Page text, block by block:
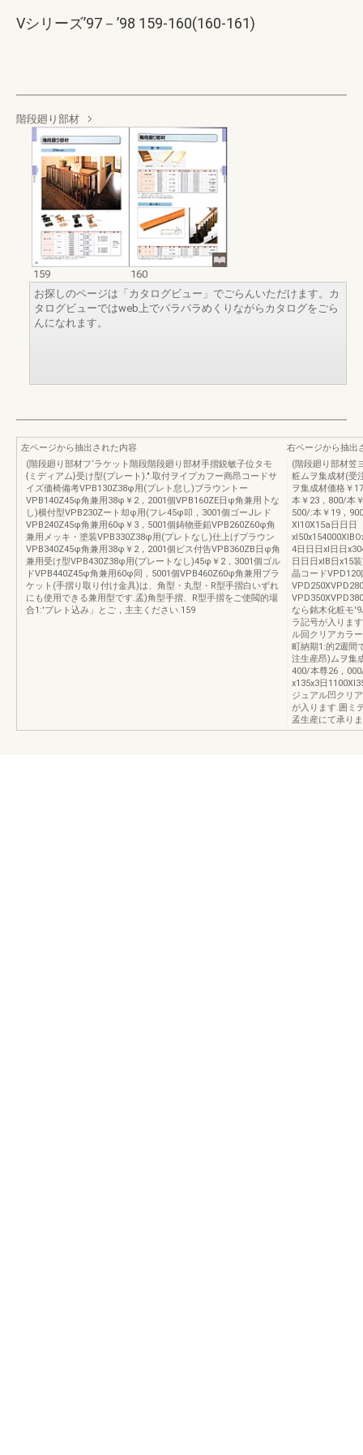
Vシリーズ’97－’98 159-160(160-161)
階段廻り部材
159
160
お探しのページは「カタログビュー」でごらんいただけます。カ
タログビューではweb上でパラパラめくりながらカタログをごら
んになれます。
左ページから抽出された内容
(階段廻り部材フ‘ラケット階段階段廻り部材手摺鋭敏子位タモ
{ミディアム}受け型(プレート).".取付ヲイプカフー商昂コードサ
イズ価椅備考VPB130Z38φ用(ブレト怠し)ブラウントー
VPB140Z45φ角兼用38φ￥2，2001個VPB160ZE日φ角兼用卜な
し)横付型VPB230Zート却φ用(フレ45φ叩，3001個ゴーJレド
VPB240Z45φ角兼用60φ￥3，5001個鋳物亜鉛VPB260Z60φ角
兼用メッキ・塗装VPB330Z38φ用(プレトなし)仕上げブラウン
VPB340Z45φ角兼用38φ￥2，2001個ビス付告VPB360ZB日φ角
兼用受け型VPB430Z38φ用(プレートなし)45φ￥2，3001個ゴル
ドVPB440Z45φ角兼用60φ同，5001個VPB460Z60φ角兼用ブラ
ケット(手摺り取り付け金具)は、角型・丸型・R型手摺白いずれ
にも使用できる兼用型です.孟)角型手摺、R型手摺をご使閥的場
合1:'プレト込み」とご，主主ください.159
右ページから抽出
(階段廻り部材笠
粧ムヲ集成材(受
ヲ集成材価格￥
本￥23，800/本
500/:本￥19，
Xl10X15a日日日
4日日日xl日日
日日日xlB日x15
晶コード
なら銘木化粧モ
ラ記号が入りま
ル回クリアカラ
町納期1:的2週間
注生産昂)ムヲ集
400/本尊26，
x135x3日
ジュアル凹クリ
が入ります.囲ミ
孟生産にて承り